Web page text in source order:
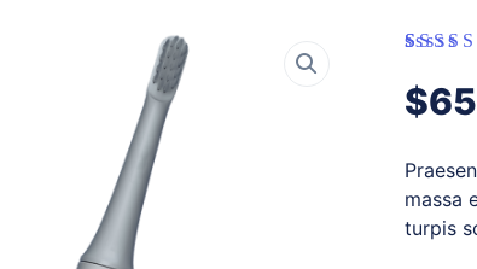
out of 5
based on
$
massa
turpis